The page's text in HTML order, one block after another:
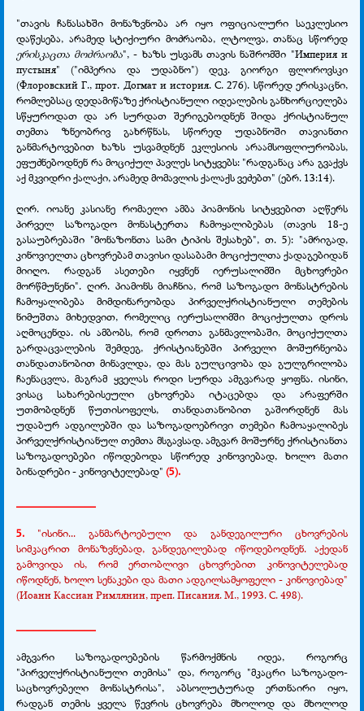
"თავის ჩანასახში მონაზვნობა არ იყო ოფიციალური საეკლესიო
დაწესება, არამედ სტიქიური მოძრაობა, ლტოლვა, თანაც სწორედ
ერისკაცთა მოძრაობა", - ხაზს უსვამს თავის ნაშრომში "Империя и
пустыня" ("იმპერია და უდაბნო") დეკ. გიორგი ფლოროვსკი
(Флоровский Г., прот. Догмат и история. С. 276). სწორედ ერისკაცნი,
რომლებსაც დედამიწაზე ქრისტიანული იდეალების განხორციელება
სწყუროდათ და არ სურდათ შერიგებოდნენ შიდა ქრისტიანულ
თემთა ზნეობრივ გახრწნას, სწორედ უდაბნოში თავიანთი
განმარტოვებით ხაზს უსვამდნენ ეკლესიის არაამსოფლიურობას,
ეფუძნებოდნენ რა მოციქულ პავლეს სიტყვებს: "რადგანაც არა გვაქვს
აქ მკვიდრი ქალაქი, არამედ მომავლის ქალაქს ვეძებთ" (ებრ. 13:14).
ღირ. იოანე კასიანე რომაელი ამბა პიამონის სიტყვებით აღწერს
პირველ საზოგადო მონასტერთა ჩამოყალიბებას (თავის 18-ე
გასაუბრებაში "მონაზონთა სამი ტიპის შესახებ", თ. 5): "ამრიგად,
კინოვიელთა ცხოვრებამ თავისი დასაბამი მოციქულთა ქადაგებიდან
მიიღო. რადგან ასეთები იყვნენ იერუსალიმში მცხოვრები
მორწმუნენი". ღირ. პიამონს მიაჩნია, რომ საზოგადო მონასტრების
ჩამოყალიბება მიმდინარეობდა პირველქრისტიანული თემების
ნიმუშთა მიხედვით, რომელიც იერუსალიმში მოციქულთა დროს
აღმოცენდა. ის ამბობს, რომ დროთა განმავლობაში, მოციქულთა
გარდაცვალების შემდეგ, ქრისტიანებში პირველი მოშურნეობა
თანდათანობით მინავლდა, და მას გულცივობა და გულგრილობა
ჩაენაცვლა, მაგრამ ყველას როდი სურდა ამგვარად ყოფნა. ისინი,
ვისაც სახარებისეული ცხოვრება იტაცებდა და არაფერში
უთმობდნენ წუთისოფელს, თანდათანობით გაშორდნენ მას
უდაბურ ადგილებში და საზოგადოებრივი თემები ჩამოაყალიბეს
პირველქრისტიანულ თემთა მსგავსად. ამგვარ მოშურნე ქრისტიანთა
საზოგადოებები იწოდებოდა სწორედ კინოვიებად, ხოლო მათი
ბინადრები - კინოვიტელებად" (5).
5. "ისინი... განმარტოებული და განდეგილური ცხოვრების
სიმკაცრით მონაზვნებად, განდეგილებად იწოდებოდნენ. აქედან
გამოვიდა ის, რომ ერთობლივი ცხოვრებით კინოვიტელებად
იწოდნენ, ხოლო სენაკები და მათი ადგილსამყოფელი - კინოვიებად"
(Иоанн Кассиан Римлянин, преп. Писания. М., 1993. С. 498).
ამგვარი საზოგადოებების წარმოქმნის იდეა, როგორც
"პირველქრისტიანული თემისა" და, როგორც "მკაცრი საზოგადო-
საცხოვრებელი მონასტრისა", აბსოლუტურად ერთნაირი იყო,
რადგან თემის ყველა წევრის ცხოვრება მხოლოდ და მხოლოდ